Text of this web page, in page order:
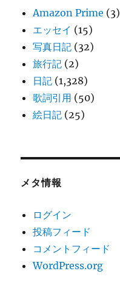
Amazon Prime (3)
エッセイ (15)
写真日記 (32)
旅行記 (2)
日記 (1,328)
歌詞引用 (50)
絵日記 (25)
メタ情報
ログイン
投稿フィード
コメントフィード
WordPress.org